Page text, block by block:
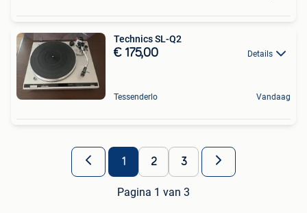
Technics SL-Q2
€ 175,00 Details
Tessenderlo Vandaag
1 2 3
Pagina 1 van 3